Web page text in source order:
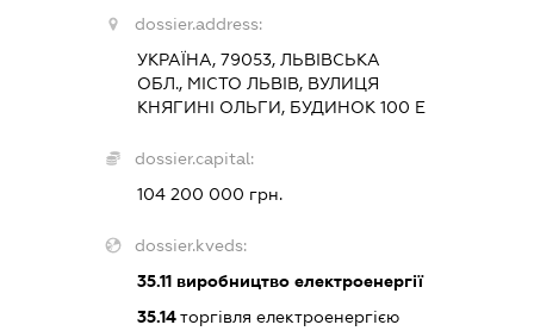
dossier.address:
УКРАЇНА, 79053, ЛЬВІВСЬКА
ОБЛ., МІСТО ЛЬВІВ, ВУЛИЦЯ
КНЯГИНІ ОЛЬГИ, БУДИНОК 100 Е
dossier.capital:
104 200 000 грн.
dossier.kveds:
35.11 виробництво електроенергії
35.14торгівля електроенергією